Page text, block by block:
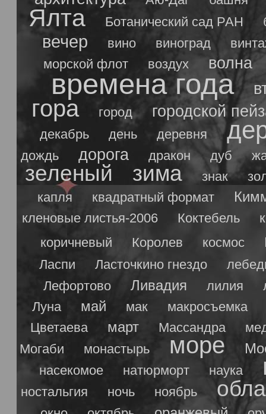
Ялта Ботанический сад РАН
вечер вино виноград
морской флот
воздух волна
времена года
гора город городской
декабрь день деревня
дождь дорога дракон дуб
зеленый зима знак
капля
квадратный формат
кленовые листья-2006 Коктебель
коричневый
Королев космос
Ласпи Ласточкино гнездо
Лефортово
Ливадия лилия
Луна
май мак
макросъемка
Цветаева
март Массандра
Могаби
монастырь море
насекомое натюрморт наука
ностальгия ночь ноябрь